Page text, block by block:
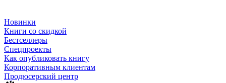
Новинки
Книги со скидкой
Бестселлеры
Спецпроекты
Как опубликовать книгу
Корпоративным клиентам
Продюсерский центр